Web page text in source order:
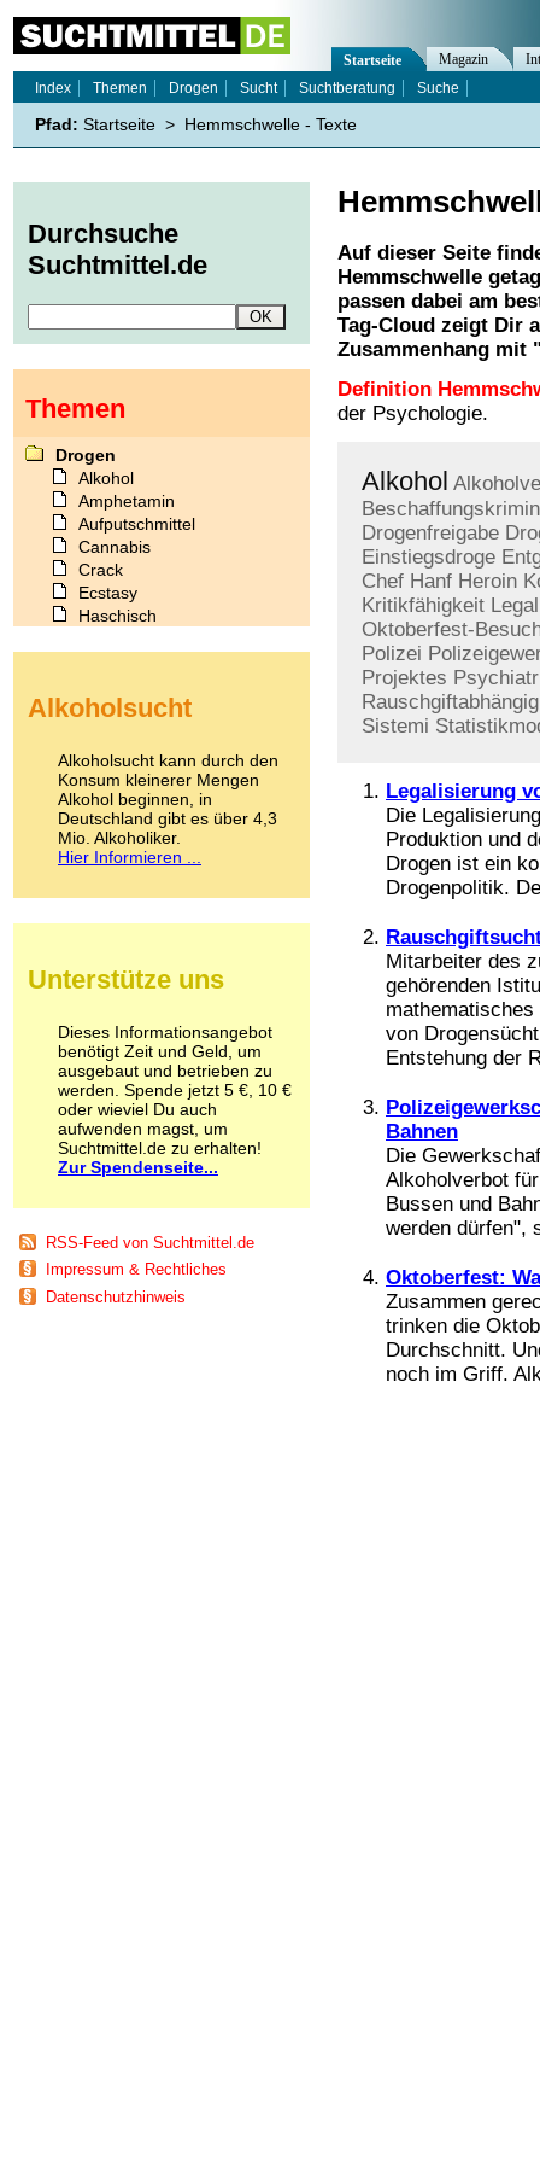
Auf dieser Seite
Hemmschwelle
passen dabei am
Tag-Cloud zeigt Dir
Zusammenhang mit
Definition
der Psychologie.
Alkohol
Drogenfreigabe
Einstiegsdroge
Chef Hanf Heroin
Kritikfähigkeit
Oktoberfest-
Polizei
Projektes
Sistemi
Legalisierung
Die
Produktion und
Drogen ist ein
Drogenpolitik.
Mitarbeiter des
gehörenden
von
Entstehung der
Bahnen
Die
Alkoholverbot
Bussen und
werden dürfen",
Oktoberfest:
Zusammen
trinken die
Durchschnitt.
noch im Griff.
Startseite Magazin
Index
Themen Drogen Sucht Suchtberatung Suche
Pfad: Startseite > Hemmschwelle - Texte
Durchsuche
Suchtmittel.de
Themen
Drogen
Alkohol
Amphetamin
Aufputschmittel
Cannabis
Crack
Ecstasy
Haschisch
Kokain
LSD
Marihuana
Medikamente
Meskalin
Metamphetamin
Methadon
Pilze
Psychopharmaka
Schlafmittel
Schmerzmittel
Schnüffelstoffe
Spice
Sucht / Süchte
Alkoholsucht
Co-Abhängigkeit
Computersucht
Ess-Brechsucht
Essstörungen
Fernsehsucht
Alkoholsucht
Alkoholsucht kann durch den
Konsum kleinerer Mengen
Alkohol beginnen, in
Deutschland gibt es über 4,3
Mio. Alkoholiker.
Hier Informieren ...
Unterstütze uns
Dieses Informationsangebot
benötigt Zeit und Geld, um
ausgebaut und betrieben zu
werden. Spende jetzt 5 €, 10 €
oder wieviel Du auch
aufwenden magst, um
Suchtmittel.de zu erhalten!
Zur Spendenseite...
RSS-Feed von Suchtmittel.de
Impressum & Rechtliches
Datenschutzhinweis